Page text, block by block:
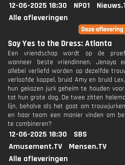
12-06-2025 18:30 NPO1
Alle afleveringen
Say Yes to the Dress: Atlanta
Een vriendschap wordt op de
wanneer beste vriendinnen, Jenaya
allebei verliefd worden op dezelfde
verloofde koppel, bruid Amy en bruid
hun gekozen jurk geheim te houden
tot hun grote dag. De twee zitten
lijn, behalve als het gaat om
en haar team een manier vinden om
te combineren?
12-06-2025 18:30
SBS
Amusement.TV
Mensen.TV
Alle afleveringen